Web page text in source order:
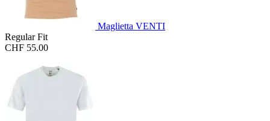
Maglietta VENTI
Regular Fit
CHF 55.00